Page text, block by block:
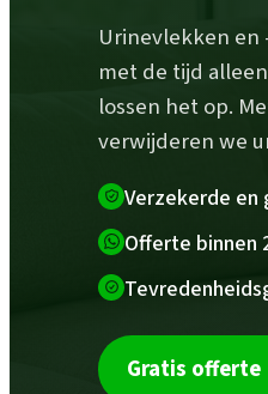
Urinevlekken en
met de tijd
lossen het op.
verwijderen we
Verzekerde en
Offerte binnen
Gratis offerte